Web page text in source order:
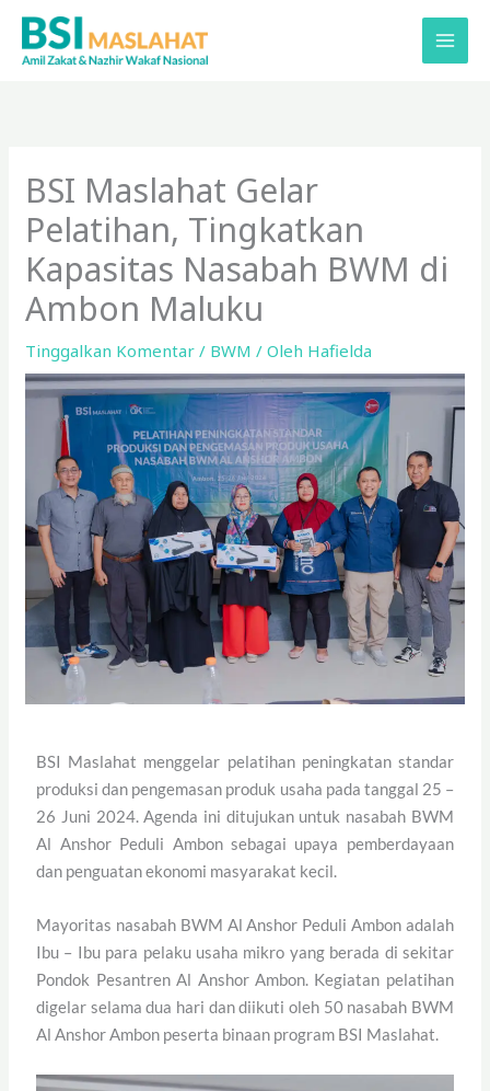
Lewati
konten
BSI Maslahat Gelar
Pelatihan, Tingkatkan
Kapasitas Nasabah BWM di
Ambon Maluku
Tinggalkan Komentar / BWM / Oleh Hafielda
BSI Maslahat menggelar pelatihan peningkatan standar
produksi dan pengemasan produk usaha pada tanggal 25 –
26 Juni 2024. Agenda ini ditujukan untuk nasabah BWM
Al Anshor Peduli Ambon sebagai upaya pemberdayaan
dan penguatan ekonomi masyarakat kecil.
Mayoritas nasabah BWM Al Anshor Peduli Ambon adalah
Ibu – Ibu para pelaku usaha mikro yang berada di sekitar
Pondok Pesantren Al Anshor Ambon. Kegiatan pelatihan
digelar selama dua hari dan diikuti oleh 50 nasabah BWM
Al Anshor Ambon peserta binaan program BSI Maslahat.